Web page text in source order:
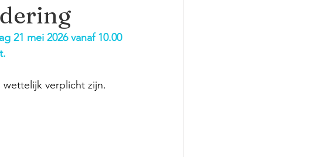
21 mei 2026 vanaf 10.00
verplicht zijn.